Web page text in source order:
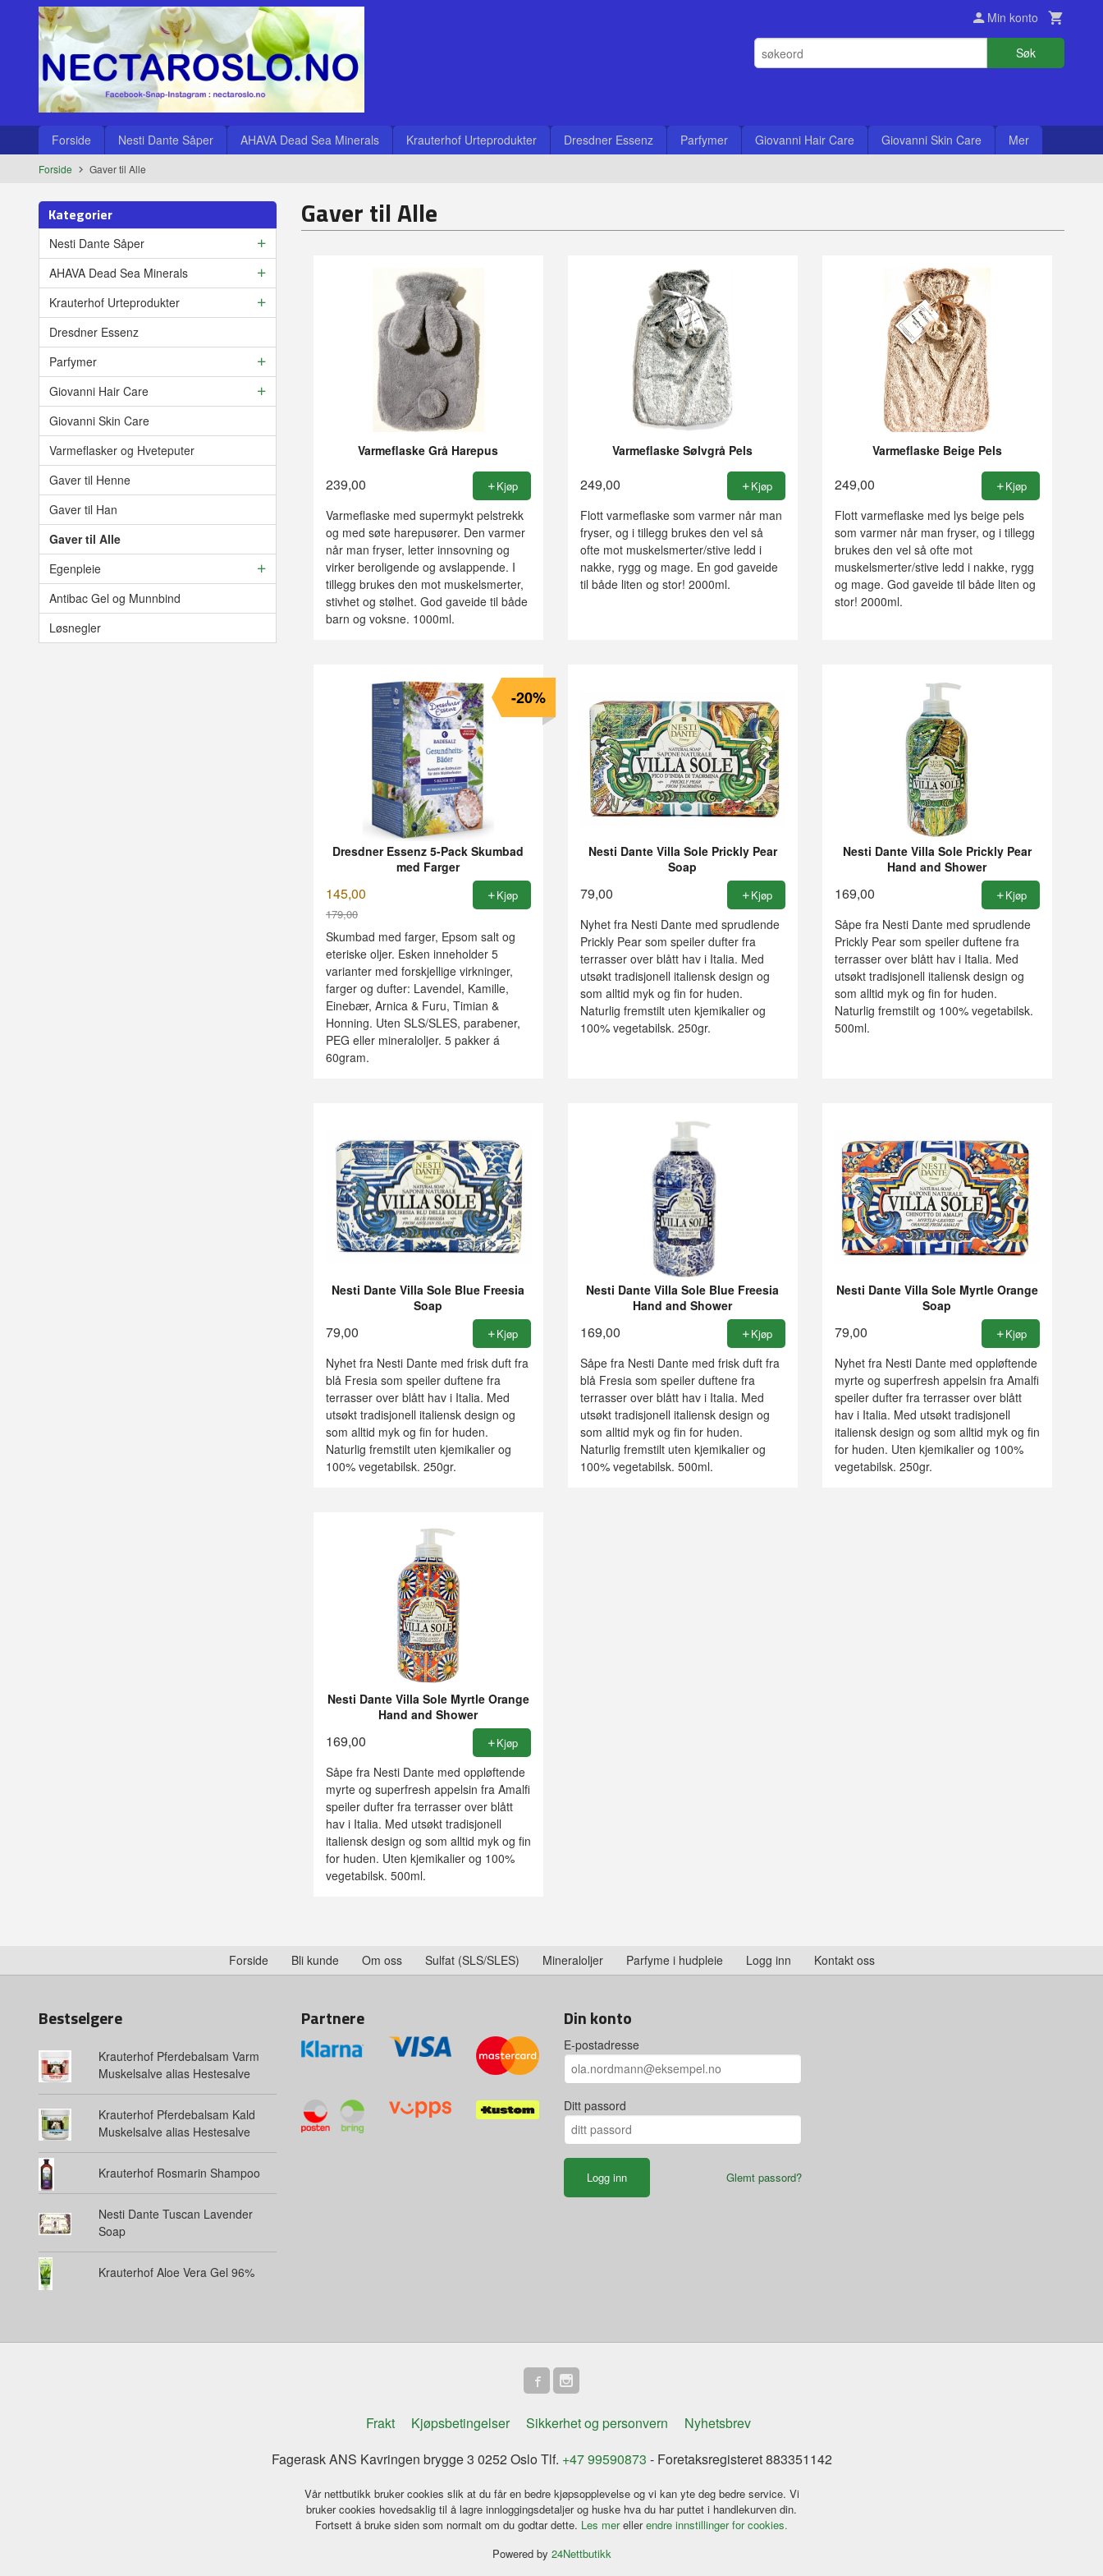
innholdet
Min konto
Søk
Produkter
Forside Nesti Dante Såper AHAVA Dead Sea Minerals Krauterhof Urteprodukter Dresdner Essenz Parfymer Giovanni Hair Care Giovanni Skin Care Mer
Forside Gaver til Alle
Kategorier
Nesti Dante Såper
AHAVA Dead Sea Minerals
Krauterhof Urteprodukter
Dresdner Essenz
Parfymer
Giovanni Hair Care
Giovanni Skin Care
Varmeflasker og Hveteputer
Gaver til Henne
Gaver til Han
Gaver til Alle
Egenpleie
Antibac Gel og Munnbind
Løsnegler
Gaver til Alle
Varmeflaske Grå Harepus
239,00 Kjøp
Varmeflaske med supermykt pelstrekk
og med søte harepusører. Den varmer
når man fryser, letter innsovning og
virker beroligende og avslappende. I
tillegg brukes den mot muskelsmerter,
stivhet og stølhet. God gaveide til både
barn og voksne. 1000ml.
Varmeflaske Sølvgrå Pels
249,00 Kjøp
Flott varmeflaske som varmer når man
fryser, og i tillegg brukes den vel så
ofte mot muskelsmerter/stive ledd i
nakke, rygg og mage. En god gaveide
til både liten og stor! 2000ml.
Varmeflaske Beige Pels
249,00 Kjøp
Flott varmeflaske med lys beige pels
som varmer når man fryser, og i tillegg
brukes den vel så ofte mot
muskelsmerter/stive ledd i nakke, rygg
og mage. God gaveide til både liten og
stor! 2000ml.
Dresdner Essenz 5-Pack Skumbad
med Farger
145,00
179,00
Rabatt
-20%
Kjøp
Skumbad med farger, Epsom salt og
eteriske oljer. Esken inneholder 5
varianter med forskjellige virkninger,
farger og dufter: Lavendel, Kamille,
Einebær, Arnica & Furu, Timian &
Honning. Uten SLS/SLES, parabener,
PEG eller mineraloljer. 5 pakker á
60gram.
Nesti Dante Villa Sole Prickly Pear
Soap
79,00 Kjøp
Nyhet fra Nesti Dante med sprudlende
Prickly Pear som speiler dufter fra
terrasser over blått hav i Italia. Med
utsøkt tradisjonell italiensk design og
som alltid myk og fin for huden.
Naturlig fremstilt uten kjemikalier og
100% vegetabilsk. 250gr.
Nesti Dante Villa Sole Prickly Pear
Hand and Shower
169,00 Kjøp
Såpe fra Nesti Dante med sprudlende
Prickly Pear som speiler duftene fra
terrasser over blått hav i Italia. Med
utsøkt tradisjonell italiensk design og
som alltid myk og fin for huden.
Naturlig fremstilt og 100% vegetabilsk.
500ml.
Nesti Dante Villa Sole Blue Freesia
Soap
79,00 Kjøp
Nyhet fra Nesti Dante med frisk duft fra
blå Fresia som speiler duftene fra
terrasser over blått hav i Italia. Med
utsøkt tradisjonell italiensk design og
som alltid myk og fin for huden.
Naturlig fremstilt uten kjemikalier og
100% vegetabilsk. 250gr.
Nesti Dante Villa Sole Blue Freesia
Hand and Shower
169,00 Kjøp
Såpe fra Nesti Dante med frisk duft fra
blå Fresia som speiler duftene fra
terrasser over blått hav i Italia. Med
utsøkt tradisjonell italiensk design og
som alltid myk og fin for huden.
Naturlig fremstilt uten kjemikalier og
100% vegetabilsk. 500ml.
Nesti Dante Villa Sole Myrtle Orange
Soap
79,00 Kjøp
Nyhet fra Nesti Dante med oppløftende
myrte og superfresh appelsin fra Amalfi
speiler dufter fra terrasser over blått
hav i Italia. Med utsøkt tradisjonell
italiensk design og som alltid myk og fin
for huden. Uten kjemikalier og 100%
vegetabilsk. 250gr.
Nesti Dante Villa Sole Myrtle Orange
Hand and Shower
169,00 Kjøp
Såpe fra Nesti Dante med oppløftende
myrte og superfresh appelsin fra Amalfi
speiler dufter fra terrasser over blått
hav i Italia. Med utsøkt tradisjonell
italiensk design og som alltid myk og fin
for huden. Uten kjemikalier og 100%
vegetabilsk. 500ml.
Forside Bli kunde Om oss Sulfat (SLS/SLES) Mineraloljer Parfyme i hudpleie Logg inn Kontakt oss
Bestselgere
Krauterhof Pferdebalsam Varm
Muskelsalve alias Hestesalve
Krauterhof Pferdebalsam Kald
Muskelsalve alias Hestesalve
Krauterhof Rosmarin Shampoo
Nesti Dante Tuscan Lavender
Soap
Krauterhof Aloe Vera Gel 96%
Partnere Din konto
E-postadresse
Ditt passord
Glemt passord?
Frakt Kjøpsbetingelser Sikkerhet og personvern
Nyhetsbrev
Fagerask ANS Kavringen brygge 3 0252 Oslo Tlf. +47 99590873 - Foretaksregisteret 883351142
Vår nettbutikk bruker cookies slik at du får en bedre kjøpsopplevelse og vi kan yte deg bedre service. Vi
bruker cookies hovedsaklig til å lagre innloggingsdetaljer og huske hva du har puttet i handlekurven din.
Fortsett å bruke siden som normalt om du godtar dette. Les merellerendre innstillinger for cookies.
Powered by 24Nettbutikk